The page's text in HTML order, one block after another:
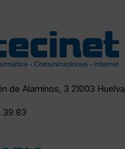
de Alaminos, 3 21003 Huelva
39 83